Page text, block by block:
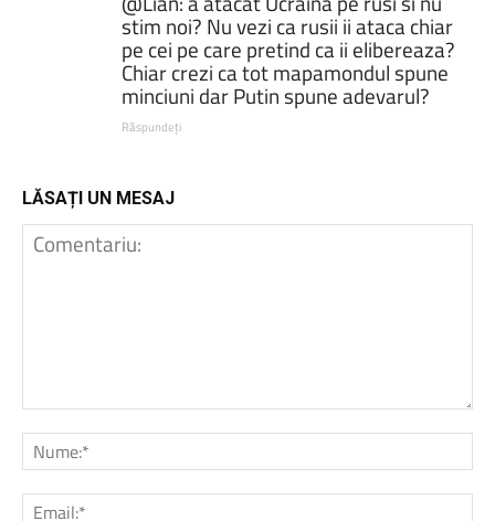
stim noi? Nu vezi ca rusii ii ataca chiar
pe cei pe care pretind ca ii elibereaza?
Chiar crezi ca tot mapamondul spune
minciuni dar Putin spune adevarul?
Răspundeți
LĂSAȚI UN MESAJ